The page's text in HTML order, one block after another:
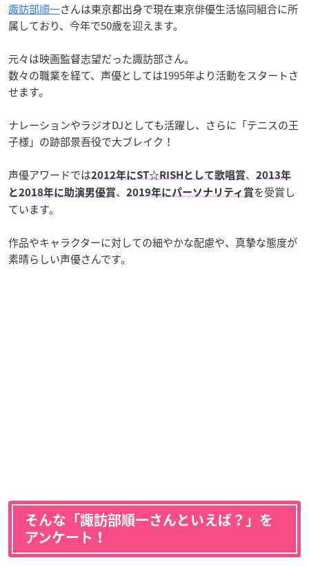
諏訪部順一さんは東京都出身で現在東京俳優生活協同組合に所
属しており、今年で50歳を迎えます。
元々は映画監督志望だった諏訪部さん。
数々の職業を経て、声優としては1995年より活動をスタートさ
せます。
ナレーションやラジオDJとしても活躍し、さらに「テニスの王
子様」の跡部景吾役で大ブレイク！
声優アワードでは2012年にST☆RISHとして歌唱賞、
2013年
と2018年に助演男優賞、 2019年にパーソナリティ賞を受賞し
ています。
作品やキャラクターに対しての細やかな配慮や、真摯な態度が
素晴らしい声優さんです。
そんな「諏訪部順一さんといえば？」を
アンケート！